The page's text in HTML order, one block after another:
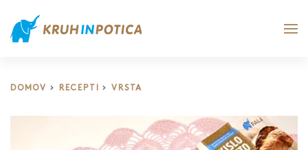
DOMOV RECEPTI VRSTA